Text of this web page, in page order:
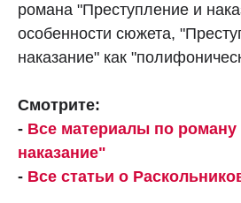
романа "Преступление и
особенности сюжета,
наказание" как
Смотрите:
- Все материалы по роману
наказание"
- Все статьи о